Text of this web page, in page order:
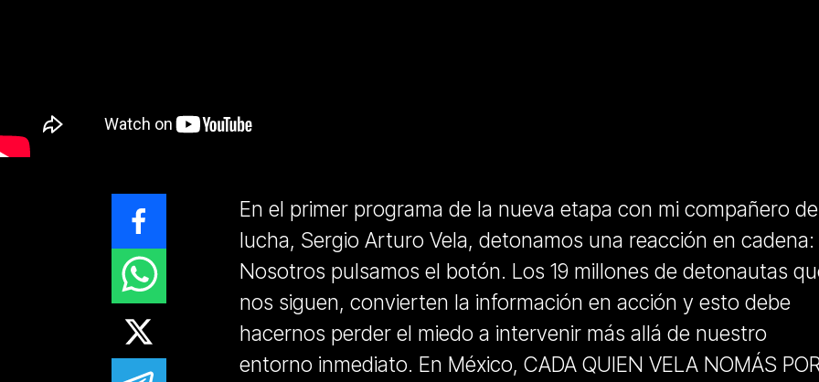
En el primer programa de la nueva etapa con mi compañero de
lucha, Sergio Arturo Vela, detonamos una reacción en cadena:
Nosotros pulsamos el botón. Los 19 millones de detonautas
nos siguen, convierten la información en acción y esto debe
hacernos perder el miedo a intervenir más allá de nuestro
entorno inmediato. En México, CADA QUIEN VELA NOMÁS